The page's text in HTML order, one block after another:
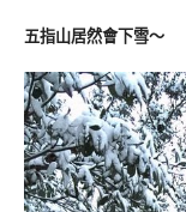
五指山居然會下雪～